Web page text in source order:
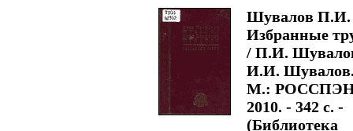
Шувалов П.И.
Избранные
/ П.И.
И.И.
М.:
2010. - 342 с. -
(Библиотека